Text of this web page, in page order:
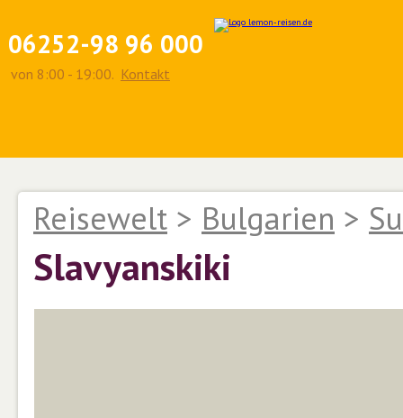
06252-98 96 000
von 8:00 - 19:00. Kontakt
Reisewelt > Bulgarien >
Slavyanskiki